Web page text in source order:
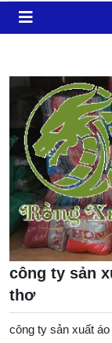
công ty sản
thơ
công ty sản xuất